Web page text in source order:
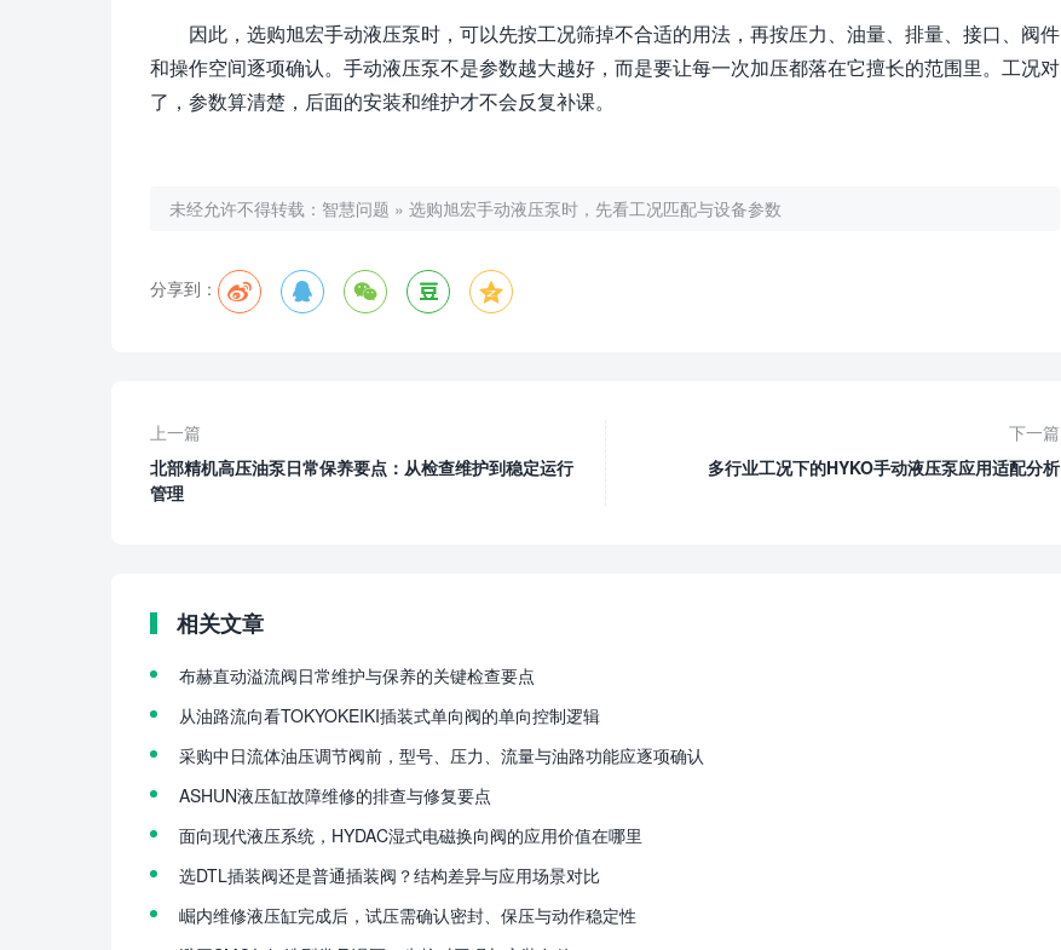
因此，选购旭宏手动液压泵时，可以先按工况筛掉不合适的用法，再按压力、油量、排量、接口、阀件
和操作空间逐项确认。手动液压泵不是参数越大越好，而是要让每一次加压都落在它擅长的范围里。工况对
了，参数算清楚，后面的安装和维护才不会反复补课。
未经允许不得转载： 智慧问题 » 选购旭宏手动液压泵时，先看工况匹配与设备参数
分享到：
上一篇
北部精机高压油泵日常保养要点：从检查维护到稳定运行
管理
下一篇
多行业工况下的HYKO手动液压泵应用适配分析
相关文章
布赫直动溢流阀日常维护与保养的关键检查要点
从油路流向看TOKYOKEIKI插装式单向阀的单向控制逻辑
采购中日流体油压调节阀前，型号、压力、流量与油路功能应逐项确认
ASHUN液压缸故障维修的排查与修复要点
面向现代液压系统，HYDAC湿式电磁换向阀的应用价值在哪里
选DTL插装阀还是普通插装阀？结构差异与应用场景对比
崛内维修液压缸完成后，试压需确认密封、保压与动作稳定性